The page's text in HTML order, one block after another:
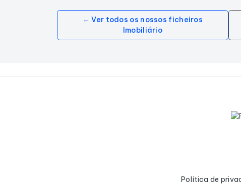
← Ver todos os nossos ficheiros
Imobiliário
Política de